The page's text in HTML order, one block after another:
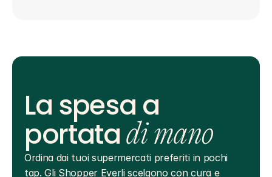
La spesa a
portatadi mano
Ordina dai tuoi supermercati preferiti in pochi
tap. Gli Shopper Everli scelgono con cura e